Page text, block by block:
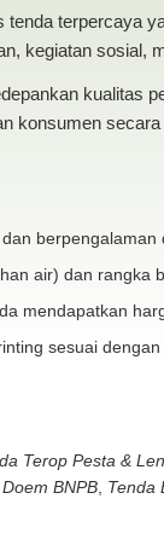
terpercaya
kegiatan sosial,
kualitas
konsumen
berpengalaman
air) dan rangka
mendapatkan
sesuai
Terop Pesta &
BNPB, Tenda